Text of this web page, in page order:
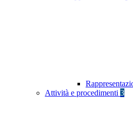
Attività e procedimenti 3